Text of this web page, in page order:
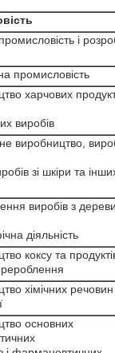
і
промисловість
харчових
виробів
виробництво,
зі шкіри та
виробів з
діяльність
коксу та
хімічних речовин
основних
і
промисловість
харчових
виробів
виробництво,
одягу,
зі шкіри та
виробів з
діяльність
коксу та
хімічних
основних
і
промисловість